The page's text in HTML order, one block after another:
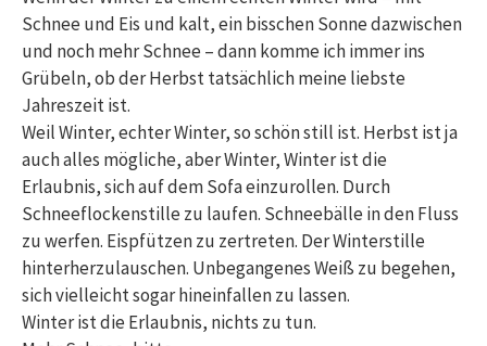
Schnee und Eis und kalt, ein bisschen Sonne dazwischen
und noch mehr Schnee – dann komme ich immer ins
Grübeln, ob der Herbst tatsächlich meine liebste
Jahreszeit ist.
Weil Winter, echter Winter, so schön still ist. Herbst ist ja
auch alles mögliche, aber Winter, Winter ist die
Erlaubnis, sich auf dem Sofa einzurollen. Durch
Schneeflockenstille zu laufen. Schneebälle in den Fluss
zu werfen. Eispfützen zu zertreten. Der Winterstille
hinterherzulauschen. Unbegangenes Weiß zu begehen,
sich vielleicht sogar hineinfallen zu lassen.
Winter ist die Erlaubnis, nichts zu tun.